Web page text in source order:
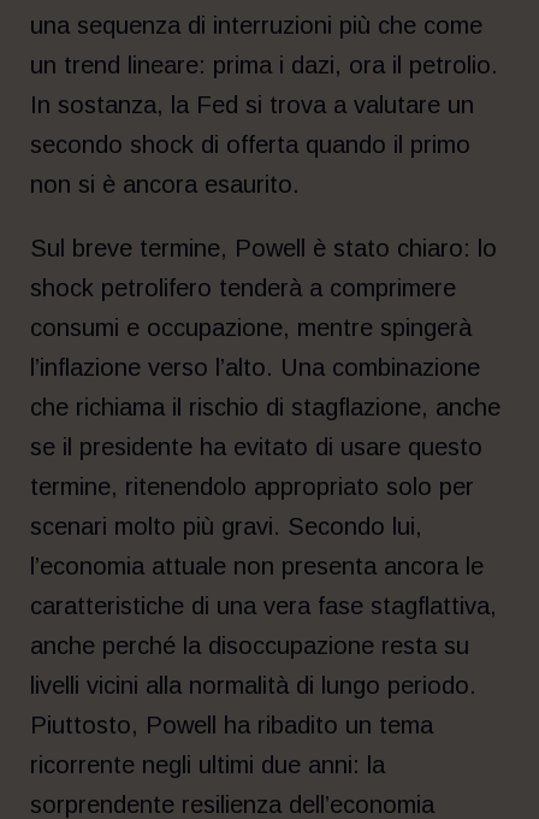
una sequenza di interruzioni più che come
un trend lineare: prima i dazi, ora il petrolio.
In sostanza, la Fed si trova a valutare un
secondo shock di offerta quando il primo
non si è ancora esaurito.
Sul breve termine, Powell è stato chiaro: lo
shock petrolifero tenderà a comprimere
consumi e occupazione, mentre spingerà
l’inflazione verso l’alto. Una combinazione
che richiama il rischio di stagflazione, anche
se il presidente ha evitato di usare questo
termine, ritenendolo appropriato solo per
scenari molto più gravi. Secondo lui,
l’economia attuale non presenta ancora le
caratteristiche di una vera fase stagflattiva,
anche perché la disoccupazione resta su
livelli vicini alla normalità di lungo periodo.
Piuttosto, Powell ha ribadito un tema
ricorrente negli ultimi due anni: la
sorprendente resilienza dell’economia